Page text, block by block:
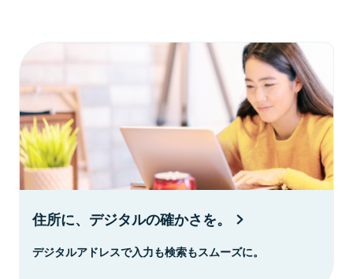
住所に、デジタルの確かさを。
デジタルアドレスで入力も検索もスムーズに。